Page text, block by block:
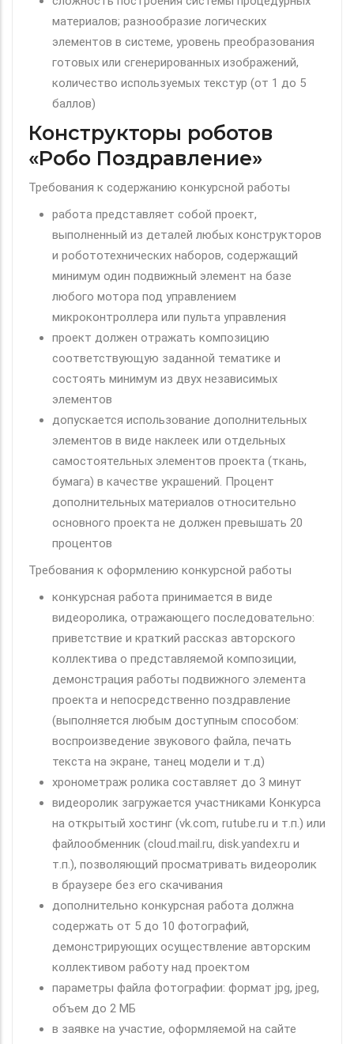
материалов; разнообразие логических
элементов в системе, уровень преобразования
готовых или сгенерированных изображений,
количество используемых текстур (от 1 до 5
баллов)
Конструкторы роботов
«Робо Поздравление»
Требования к содержанию конкурсной работы
работа представляет собой проект,
выполненный из деталей любых конструкторов
и робототехнических наборов, содержащий
минимум один подвижный элемент на базе
любого мотора под управлением
микроконтроллера или пульта управления
проект должен отражать композицию
соответствующую заданной тематике и
состоять минимум из двух независимых
элементов
допускается использование дополнительных
элементов в виде наклеек или отдельных
самостоятельных элементов проекта (ткань,
бумага) в качестве украшений. Процент
дополнительных материалов относительно
основного проекта не должен превышать 20
процентов
Требования к оформлению конкурсной работы
конкурсная работа принимается в виде
видеоролика, отражающего последовательно:
приветствие и краткий рассказ авторского
коллектива о представляемой композиции,
демонстрация работы подвижного элемента
проекта и непосредственно поздравление
(выполняется любым доступным способом:
воспроизведение звукового файла, печать
текста на экране, танец модели и т.д)
хронометраж ролика составляет до 3 минут
видеоролик загружается участниками Конкурса
на открытый хостинг (vk.com, rutube.ru и т.п.) или
файлообменник (cloud.mail.ru, disk.yandex.ru и
т.п.), позволяющий просматривать видеоролик
в браузере без его скачивания
дополнительно конкурсная работа должна
содержать от 5 до 10 фотографий,
демонстрирующих осуществление авторским
коллективом работу над проектом
параметры файла фотографии: формат jpg, jpeg,
объем до 2 МБ
в заявке на участие, оформляемой на сайте